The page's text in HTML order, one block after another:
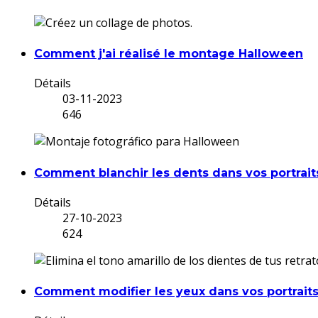
Comment j'ai réalisé le montage Halloween
Détails
03-11-2023
646
Comment blanchir les dents dans vos
Détails
27-10-2023
624
Comment modifier les yeux dans vos portraits